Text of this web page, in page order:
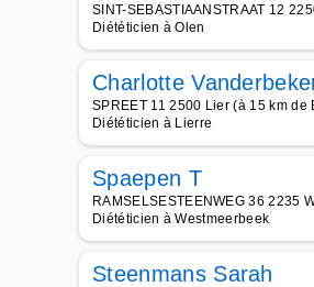
SINT-SEBASTIAANSTRAAT 12
Diététicien à Olen
Charlotte
SPREET 11 2500 Lier (à 15 km de
Diététicien à Lierre
Spaepen T
RAMSELSESTEENWEG 36 2235
Diététicien à Westmeerbeek
Steenmans Sarah